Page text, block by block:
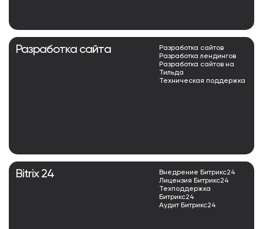
Разработка сайта
Разработка сайтов
Разработка лендингов
Разработка сайтов на
Тильда
Техническая поддержка
Bitrix 24
Внедрение Битрикс24
Лицензия Битрикс24
Техподдержка
Битрикс24
Аудит Битрикс24